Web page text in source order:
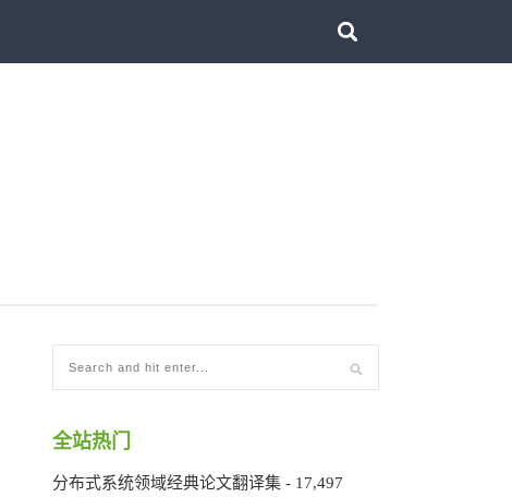
全站热门
分布式系统领域经典论文翻译集 - 17,497